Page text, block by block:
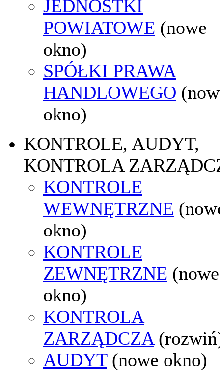
JEDNOSTKI
POWIATOWE (nowe
okno)
SPÓŁKI PRAWA
HANDLOWEGO
okno)
KONTROLE, AUDYT,
KONTROLA
KONTROLE
WEWNĘTRZNE
okno)
KONTROLE
ZEWNĘTRZNE (nowe
okno)
KONTROLA
ZARZĄDCZA
AUDYT (nowe okno)